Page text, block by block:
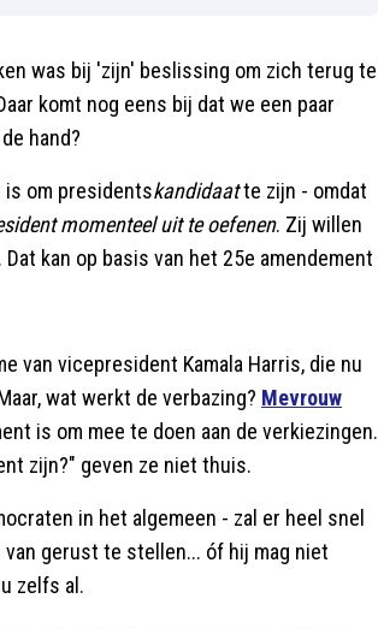
was bij 'zijn' beslissing om zich terug te
komt nog eens bij dat we een paar
hand?
is om presidentskandidaatte zijn - omdat
momenteel uit te oefenen. Zij willen
kan op basis van het 25e amendement
van vicepresident Kamala Harris, die nu
wat werkt de verbazing? Mevrouw
is om mee te doen aan de verkiezingen.
zijn?" geven ze niet thuis.
in het algemeen - zal er heel snel
gerust te stellen... óf hij mag niet
zelfs al.